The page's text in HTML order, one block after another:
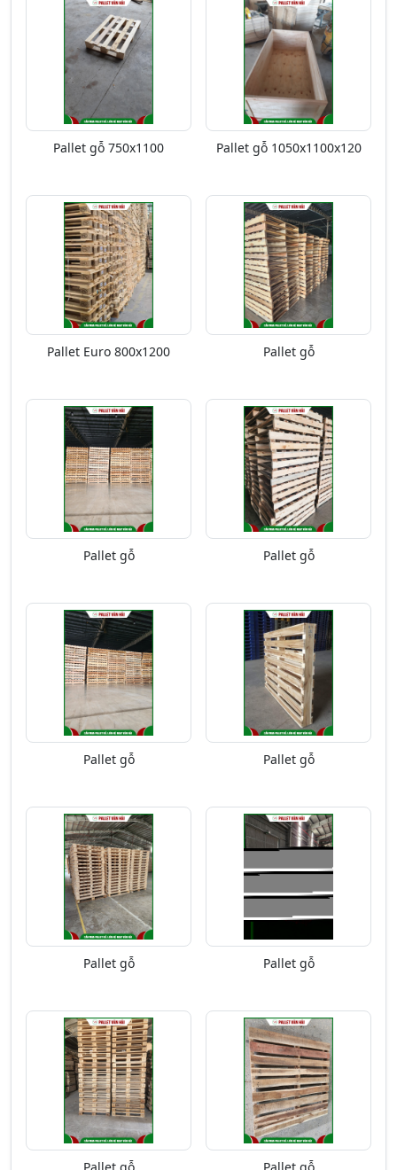
Pallet gỗ 750x1100 Pallet gỗ 1050x1100x120
Pallet Euro 800x1200 Pallet gỗ
Pallet gỗ Pallet gỗ
Pallet gỗ Pallet gỗ
Pallet gỗ Pallet gỗ